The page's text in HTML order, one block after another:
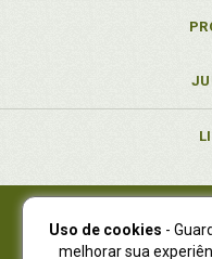
Juruá Editora
Uso de cookies -
melhorar sua